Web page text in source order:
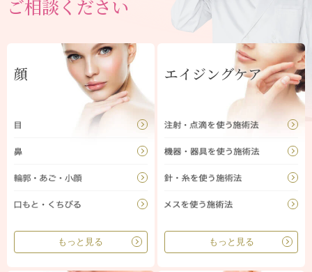
ご相談ください
顔
もっと見る
エイジングケア
もっと見る